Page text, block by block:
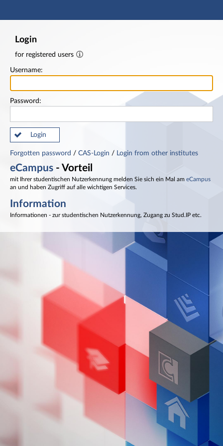
Main navigation
Login
for registered users
Username:
Password:
Login
Forgotten password / CAS-Login / Login from other institutes
eCampus - Vorteil
mit Ihrer studentischen Nutzerkennung melden Sie sich ein Mal am eCampus
an und haben Zugriff auf alle wichtigen Services.
Information
Informationen - zur studentischen Nutzerkennung, Zugang zu Stud.IP etc.